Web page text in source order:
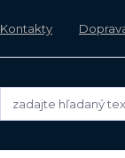
Kontakty